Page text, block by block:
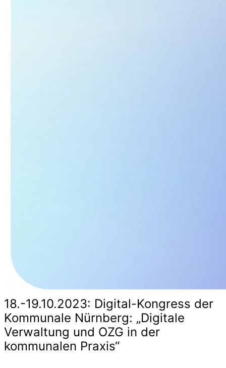
18.-19.10.2023: Digital-Kongress der
Kommunale Nürnberg: „Digitale
Verwaltung und OZG in der
kommunalen Praxis“